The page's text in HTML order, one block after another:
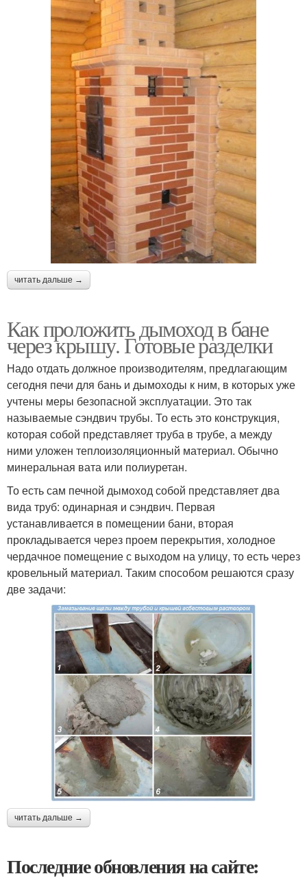
читать дальше →
Как проложить дымоход в бане
через крышу. Готовые разделки
Надо отдать должное производителям, предлагающим
сегодня печи для бань и дымоходы к ним, в которых уже
учтены меры безопасной эксплуатации. Это так
называемые сэндвич трубы. То есть это конструкция,
которая собой представляет труба в трубе, а между
ними уложен теплоизоляционный материал. Обычно
минеральная вата или полиуретан.
То есть сам печной дымоход собой представляет два
вида труб: одинарная и сэндвич. Первая
устанавливается в помещении бани, вторая
прокладывается через проем перекрытия, холодное
чердачное помещение с выходом на улицу, то есть через
кровельный материал. Таким способом решаются сразу
две задачи:
читать дальше →
Последние обновления на сайте: